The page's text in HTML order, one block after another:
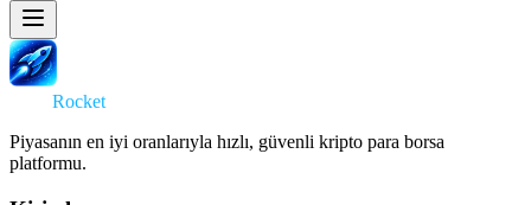
Rocket
Piyasanın en iyi oranlarıyla hızlı, güvenli kripto para borsa
platformu.